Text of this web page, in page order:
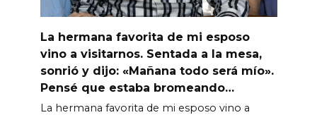
La hermana favorita de mi esposo
vino a visitarnos. Sentada a la mesa,
sonrió y dijo: «Mañana todo será mío».
Pensé que estaba bromeando…
La hermana favorita de mi esposo vino a